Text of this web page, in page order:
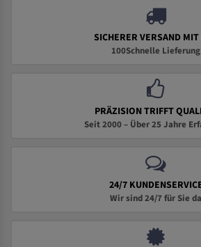
SICHERER VERSAND
100Schnelle Lieferung
PRÄZISION TRIFFT
Seit 2000 – Über 25 Jahre
24/7
Wir sind 24/7 für Sie da